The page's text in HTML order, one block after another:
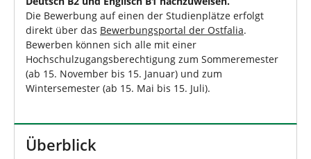
Die Bewerbung auf einen der Studienplätze erfolgt
direkt über das Bewerbungsportal der Ostfalia.
Bewerben können sich alle mit einer
Hochschulzugangsberechtigung zum Sommeremester
(ab 15. November bis 15. Januar) und zum
Wintersemester (ab 15. Mai bis 15. Juli).
Überblick